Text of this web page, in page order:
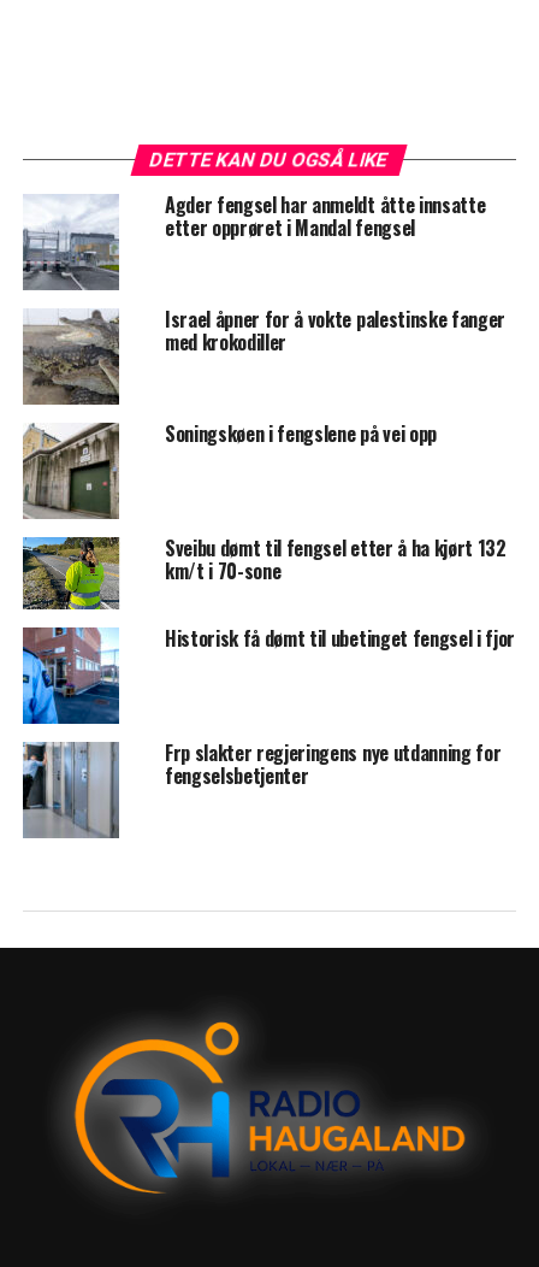
DETTE KAN DU OGSÅ LIKE
Agder fengsel har anmeldt åtte innsatte
etter opprøret i Mandal fengsel
Israel åpner for å vokte palestinske fanger
med krokodiller
Soningskøen i fengslene på vei opp
Sveibu dømt til fengsel etter å ha kjørt 132
km/t i 70-sone
Historisk få dømt til ubetinget fengsel i fjor
Frp slakter regjeringens nye utdanning for
fengselsbetjenter